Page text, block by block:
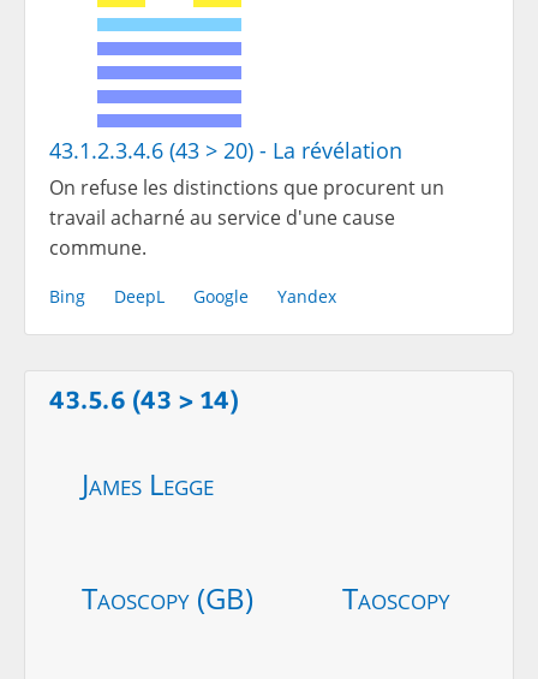
43.1.2.3.4.6 (43 > 20) - La révélation
On refuse les distinctions que procurent un
travail acharné au service d'une cause
commune.
Bing DeepL Google Yandex
43.5.6 (43 > 14)
James Legge
Taoscopy (GB) Taoscopy